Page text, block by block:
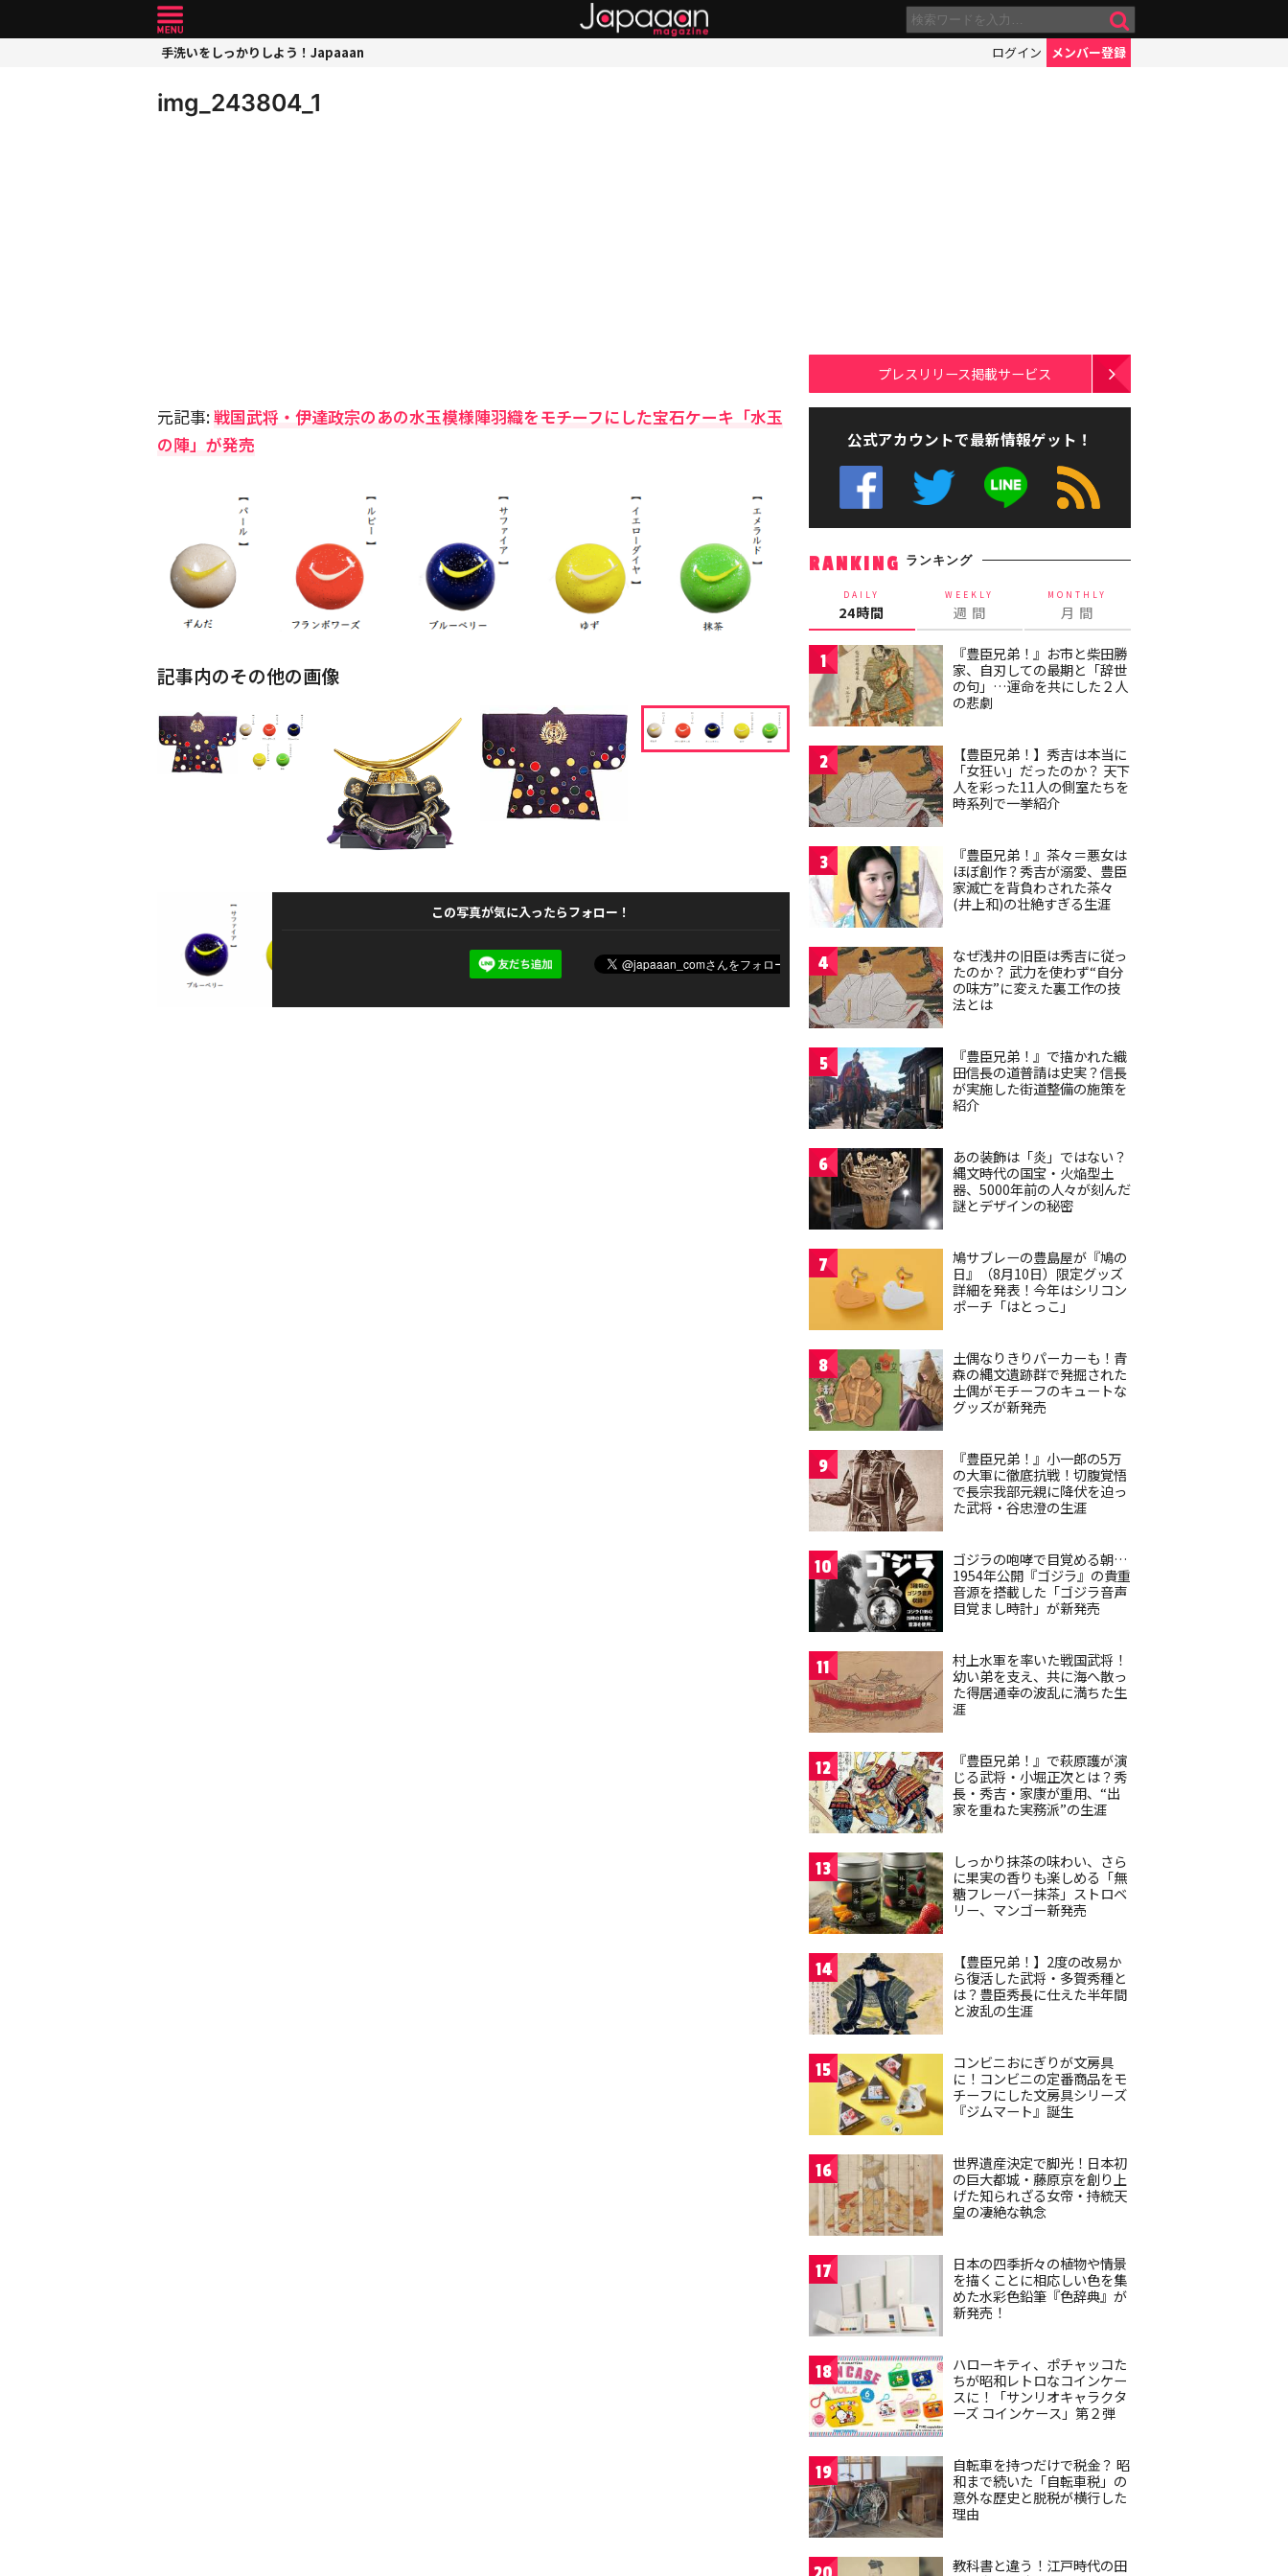
手洗いをしっかりしよう！Japaaan ログイン メンバー登録
img_243804_1
元記事:戦国武将・伊達政宗のあの水玉模様陣羽織をモチーフにした宝石ケーキ「水玉
の陣」が発売
記事内のその他の画像
この写真が気に入ったらフォロー！
プレスリリース掲載サービス
公式アカウントで最新情報ゲット！
RANKING ランキング
DAILY
24時間
WEEKLY
週 間
MONTHLY
月 間
1
『豊臣兄弟！』お市と柴田勝
家、自刃しての最期と「辞世
の句」…運命を共にした２人
の悲劇
2
【豊臣兄弟！】秀吉は本当に
「女狂い」だったのか？ 天下
人を彩った11人の側室たちを
時系列で一挙紹介
3
『豊臣兄弟！』茶々＝悪女は
ほぼ創作？秀吉が溺愛、豊臣
家滅亡を背負わされた茶々
(井上和)の壮絶すぎる生涯
4
なぜ浅井の旧臣は秀吉に従っ
たのか？ 武力を使わず“自分
の味方”に変えた裏工作の技
法とは
5
『豊臣兄弟！』で描かれた織
田信長の道普請は史実？信長
が実施した街道整備の施策を
紹介
6
あの装飾は「炎」ではない？
縄文時代の国宝・火焔型土
器、5000年前の人々が刻んだ
謎とデザインの秘密
7
鳩サブレーの豊島屋が『鳩の
日』（8月10日）限定グッズ
詳細を発表！今年はシリコン
ポーチ「はとっこ」
8
土偶なりきりパーカーも！青
森の縄文遺跡群で発掘された
土偶がモチーフのキュートな
グッズが新発売
9
『豊臣兄弟！』小一郎の5万
の大軍に徹底抗戦！切腹覚悟
で長宗我部元親に降伏を迫っ
た武将・谷忠澄の生涯
10
ゴジラの咆哮で目覚める朝…
1954年公開『ゴジラ』の貴重
音源を搭載した「ゴジラ音声
目覚まし時計」が新発売
11
村上水軍を率いた戦国武将！
幼い弟を支え、共に海へ散っ
た得居通幸の波乱に満ちた生
涯
12
『豊臣兄弟！』で萩原護が演
じる武将・小堀正次とは？秀
長・秀吉・家康が重用、“出
家を重ねた実務派”の生涯
13
しっかり抹茶の味わい、さら
に果実の香りも楽しめる「無
糖フレーバー抹茶」ストロベ
リー、マンゴー新発売
14
【豊臣兄弟！】2度の改易か
ら復活した武将・多賀秀種と
は？豊臣秀長に仕えた半年間
と波乱の生涯
15
コンビニおにぎりが文房具
に！コンビニの定番商品をモ
チーフにした文房具シリーズ
『ジムマート』誕生
16
世界遺産決定で脚光！日本初
の巨大都城・藤原京を創り上
げた知られざる女帝・持統天
皇の凄絶な執念
17
日本の四季折々の植物や情景
を描くことに相応しい色を集
めた水彩色鉛筆『色辞典』が
新発売！
18
ハローキティ、ポチャッコた
ちが昭和レトロなコインケー
スに！「サンリオキャラクタ
ーズ コインケース」第２弾
19
自転車を持つだけで税金？ 昭
和まで続いた「自転車税」の
意外な歴史と脱税が横行した
理由
教科書と違う！江戸時代の田